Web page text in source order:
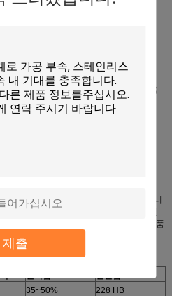
제출
난 균일성, 그리고 부식 및 산화 저항성을
의 전체 비용을 낮추고 있습니다.
다양한 스테인리스 스틸 옵션을 제공합니
뿐만 아니라 스테인리스 스틸 303 및
요로하는 CNC 가공 프로젝트에 대한 고품
35~50%
228 HB